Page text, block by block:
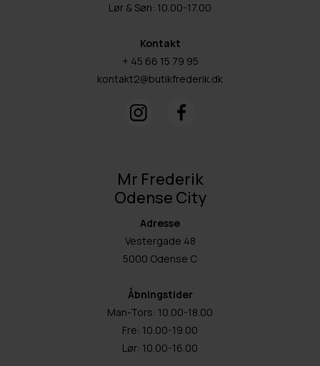
Lør & Søn: 10.00-17.00
Kontakt
+ 45 66 15 79 95
kontakt2@butikfrederik.dk
Mr Frederik
Odense City
Adresse
Vestergade 48
5000 Odense C
Åbningstider
Man-Tors: 10.00-18.00
Fre: 10.00-19.00
Lør: 10.00-16.00